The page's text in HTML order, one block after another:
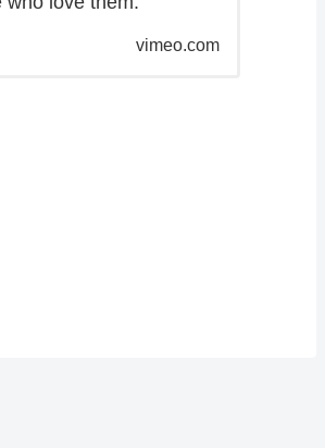
vimeo.com